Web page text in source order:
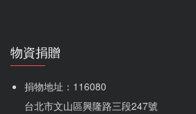
物資捐贈
捐物地址：116080
台北市文山區興隆路三段247號